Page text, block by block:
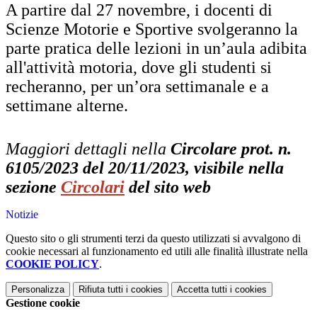
A partire dal 27 novembre, i docenti di
Scienze Motorie e Sportive svolgeranno la
parte pratica delle lezioni in un’aula adibita
all'attività motoria, dove gli studenti si
recheranno, per un’ora settimanale e a
settimane alterne.
Maggiori dettagli nella Circolare prot. n.
6105/2023 del 20/11/2023, visibile nella
sezione Circolari del sito web
Notizie
Questo sito o gli strumenti terzi da questo utilizzati si avvalgono di
cookie necessari al funzionamento ed utili alle finalità illustrate nella
COOKIE POLICY.
Personalizza Rifiuta tutti i cookies Accetta tutti i cookies
Gestione cookie